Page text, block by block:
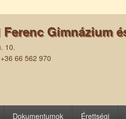
Gimnázium
10.
66 562 970
Dokumentumok Érettségi